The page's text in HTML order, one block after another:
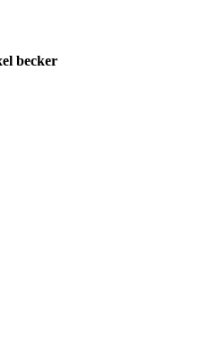
becker